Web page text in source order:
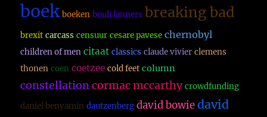
boek boeken bouli lanners breaking bad
brexit carcass censuur cesare pavese chernobyl
children of men citaat classics claude vivier clemens
thonen coen coetzee cold feet column
constellationcormac mccarthy crowdfunding
daniel benyamin dautzenberg david bowie david